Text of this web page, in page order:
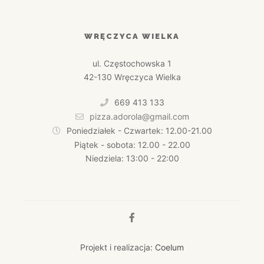
WRĘCZYCA WIELKA
ul. Częstochowska 1
42-130 Wręczyca Wielka
669 413 133
pizza.adorola@gmail.com
Poniedziałek - Czwartek: 12.00-21.00
Piątek - sobota: 12.00 - 22.00
Niedziela: 13:00 - 22:00
Projekt i realizacja: Coelum